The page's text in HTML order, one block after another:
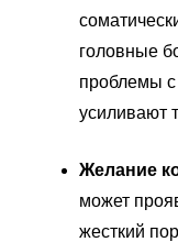
головные
проблемы
усиливают
Желание
может
жесткий